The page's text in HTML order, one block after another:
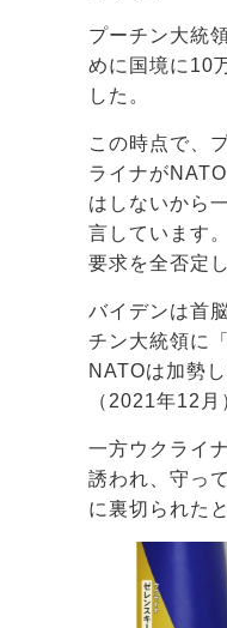
プーチン大統
めに国境に10
した。
この時点で、
ライナが
はしないから
言しています
要求を全否定
バイデンは首
チン大統領に
NATOは加勢
（2021年12月
一方ウクライ
誘われ、守っ
に裏切られた